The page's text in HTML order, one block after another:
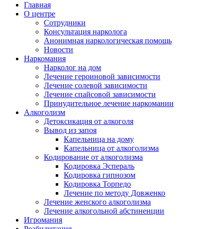
Главная
О центре
Сотрудники
Консультация нарколога
Анонимная наркологическая помощь
Новости
Наркомания
Нарколог на дом
Лечение героиновой зависимости
Лечение солевой зависимости
Лечение спайсовой зависимости
Принудительное лечение наркомании
Алкоголизм
Детоксикация от алкоголя
Вывод из запоя
Капельница на дому
Капельница от алкоголизма
Кодирование от алкоголизма
Кодировка Эспераль
Кодировка гипнозом
Кодировка Торпедо
Лечение по методу Довженко
Лечение женского алкоголизма
Лечение алкогольной абстиненции
Игромания